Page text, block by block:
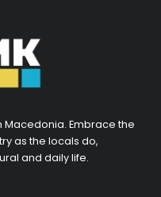
Macedonia. Embrace the
as the locals do,
and daily life.